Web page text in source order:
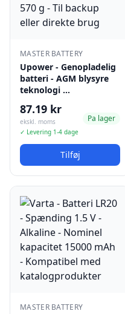
MASTER BATTERY
Upower - Genopladelig
batteri - AGM blysyre
teknologi …
87.19 kr
ekskl. moms
✓ Levering 1-4 dage
Pa lager
Tilføj
MASTER BATTERY